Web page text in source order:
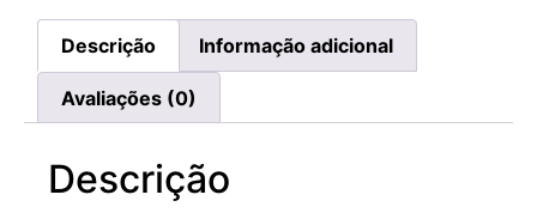
Descrição Informação adicional
Avaliações (0)
Descrição